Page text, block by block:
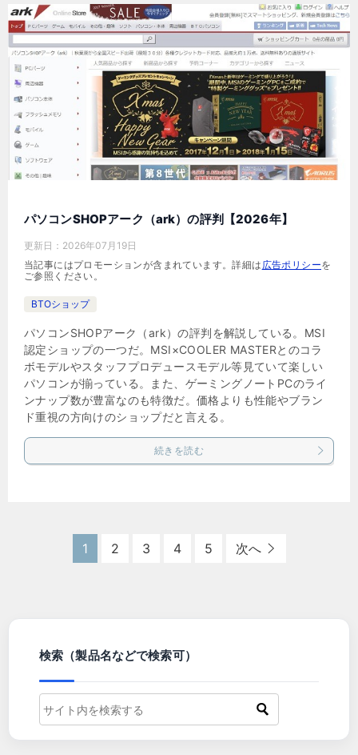
パソコンSHOPアーク（ark）の評判【2026年】
更新日： 2026年07月19日
当記事にはプロモーションが含まれています。詳細は 広告ポリシーを
ご参照ください。
BTOショップ
パソコンSHOPアーク（ark）の評判を解説している。MSI
認定ショップの一つだ。MSI×COOLER MASTERとのコラ
ボモデルやスタッフプロデュースモデル等見ていて楽しい
パソコンが揃っている。また、ゲーミングノートPCのライ
ンナップ数が豊富なのも特徴だ。価格よりも性能やブラン
ド重視の方向けのショップだと言える。
続きを読む
1 2 3 4 5 次へ
検索（製品名などで検索可）